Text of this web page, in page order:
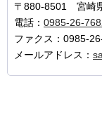
〒880-8501 宮崎
電話： 0985-26-
ファクス：0985-
メールアドレス：